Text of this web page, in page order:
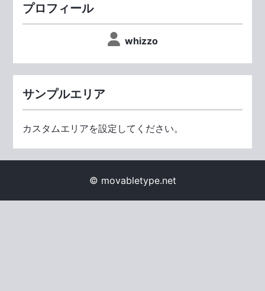
プロフィール
whizzo
サンプルエリア
カスタムエリアを設定してください。
© movabletype.net